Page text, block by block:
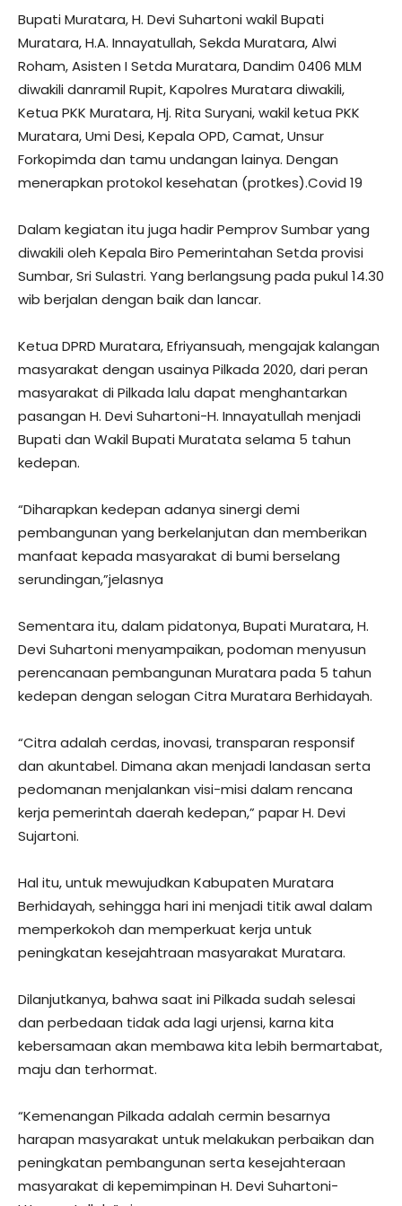
Bupati Muratara, H. Devi Suhartoni wakil Bupati
Muratara, H.A. Innayatullah, Sekda Muratara, Alwi
Roham, Asisten I Setda Muratara, Dandim 0406 MLM
diwakili danramil Rupit, Kapolres Muratara diwakili,
Ketua PKK Muratara, Hj. Rita Suryani, wakil ketua PKK
Muratara, Umi Desi, Kepala OPD, Camat, Unsur
Forkopimda dan tamu undangan lainya. Dengan
menerapkan protokol kesehatan (protkes).Covid 19
Dalam kegiatan itu juga hadir Pemprov Sumbar yang
diwakili oleh Kepala Biro Pemerintahan Setda provisi
Sumbar, Sri Sulastri. Yang berlangsung pada pukul 14.30
wib berjalan dengan baik dan lancar.
Ketua DPRD Muratara, Efriyansuah, mengajak kalangan
masyarakat dengan usainya Pilkada 2020, dari peran
masyarakat di Pilkada lalu dapat menghantarkan
pasangan H. Devi Suhartoni-H. Innayatullah menjadi
Bupati dan Wakil Bupati Muratata selama 5 tahun
kedepan.
“Diharapkan kedepan adanya sinergi demi
pembangunan yang berkelanjutan dan memberikan
manfaat kepada masyarakat di bumi berselang
serundingan,”jelasnya
Sementara itu, dalam pidatonya, Bupati Muratara, H.
Devi Suhartoni menyampaikan, podoman menyusun
perencanaan pembangunan Muratara pada 5 tahun
kedepan dengan selogan Citra Muratara Berhidayah.
“Citra adalah cerdas, inovasi, transparan responsif
dan akuntabel. Dimana akan menjadi landasan serta
pedomanan menjalankan visi-misi dalam rencana
kerja pemerintah daerah kedepan,” papar H. Devi
Sujartoni.
Hal itu, untuk mewujudkan Kabupaten Muratara
Berhidayah, sehingga hari ini menjadi titik awal dalam
memperkokoh dan memperkuat kerja untuk
peningkatan kesejahtraan masyarakat Muratara.
Dilanjutkanya, bahwa saat ini Pilkada sudah selesai
dan perbedaan tidak ada lagi urjensi, karna kita
kebersamaan akan membawa kita lebih bermartabat,
maju dan terhormat.
“Kemenangan Pilkada adalah cermin besarnya
harapan masyarakat untuk melakukan perbaikan dan
peningkatan pembangunan serta kesejahteraan
masyarakat di kepemimpinan H. Devi Suhartoni-